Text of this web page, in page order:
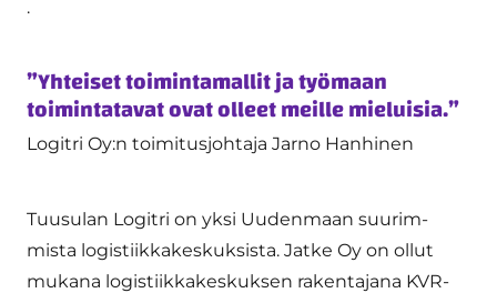
.
”Yhteiset toimin­tamallit ja työmaan
toimintatavat ovat olleet meille mieluisia.”
Logitri Oy:n toimitusjohtaja Jarno Hanhinen
Tuusulan Logitri on yksi Uudenmaan suurim­
mista logistiikkakeskuksista. Jatke Oy on ollut
mukana logistiikkakeskuksen rakentajana KVR-